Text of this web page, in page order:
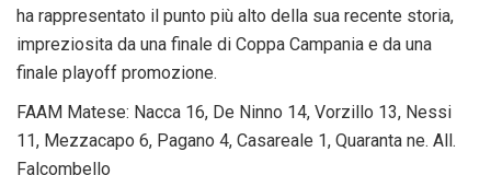
ha rappresentato il punto più alto della sua recente storia,
impreziosita da una finale di Coppa Campania e da una
finale playoff promozione.
FAAM Matese: Nacca 16, De Ninno 14, Vorzillo 13, Nessi
11, Mezzacapo 6, Pagano 4, Casareale 1, Quaranta ne. All.
Falcombello